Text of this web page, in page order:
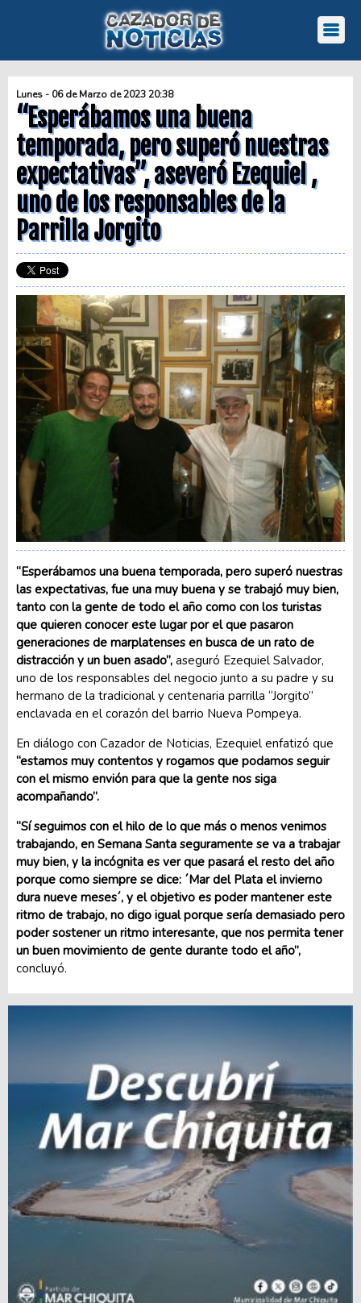
Lunes - 06 de Marzo de 2023 20:38
“Esperábamos una buena
temporada, pero superó nuestras
expectativas”, aseveró Ezequiel ,
uno de los responsables de la
Parrilla Jorgito
“Esperábamos una buena temporada, pero superó nuestras
las expectativas, fue una muy buena y se trabajó muy bien,
tanto con la gente de todo el año como con los turistas
que quieren conocer este lugar por el que pasaron
generaciones de marplatenses en busca de un rato de
distracción y un buen asado”, aseguró Ezequiel Salvador,
uno de los responsables del negocio junto a su padre y su
hermano de la tradicional y centenaria parrilla “Jorgito”
enclavada en el corazón del barrio Nueva Pompeya.
En diálogo con Cazador de Noticias, Ezequiel enfatizó que
“estamos muy contentos y rogamos que podamos seguir
con el mismo envión para que la gente nos siga
acompañando”.
“Sí seguimos con el hilo de lo que más o menos venimos
trabajando, en Semana Santa seguramente se va a trabajar
muy bien, y la incógnita es ver que pasará el resto del año
porque como siempre se dice: ´Mar del Plata el invierno
dura nueve meses´, y el objetivo es poder mantener este
ritmo de trabajo, no digo igual porque sería demasiado pero
poder sostener un ritmo interesante, que nos permita tener
un buen movimiento de gente durante todo el año”,
concluyó.